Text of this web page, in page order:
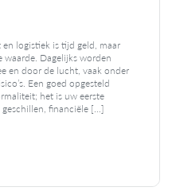
logistiek is tijd geld, maar
waarde. Dagelijks worden
en door de lucht, vaak onder
Een goed opgesteld
het is uw eerste
financiële […]